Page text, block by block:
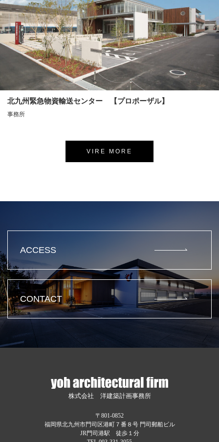
北九州緊急物資輸送センター 【プロポーザル】
事務所
VIRE MORE
ACCESS
CONTACT
株式会社 洋建築計画事務所
〒801-0852
福岡県北九州市門司区港町７番８号 門司郵船ビル
JR門司港駅 徒歩１分